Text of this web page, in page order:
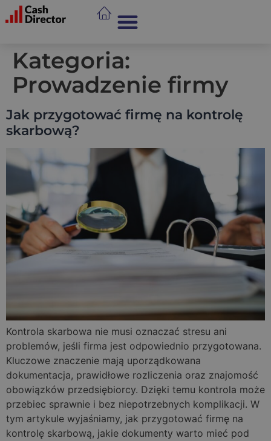
Kategoria:
Prowadzenie firmy
Jak przygotować firmę na kontrolę
skarbową?
Kontrola skarbowa nie musi oznaczać stresu ani
problemów, jeśli firma jest odpowiednio przygotowana.
Kluczowe znaczenie mają uporządkowana
dokumentacja, prawidłowe rozliczenia oraz znajomość
obowiązków przedsiębiorcy. Dzięki temu kontrola może
przebiec sprawnie i bez niepotrzebnych komplikacji. W
tym artykule wyjaśniamy, jak przygotować firmę na
kontrolę skarbową, jakie dokumenty warto mieć pod